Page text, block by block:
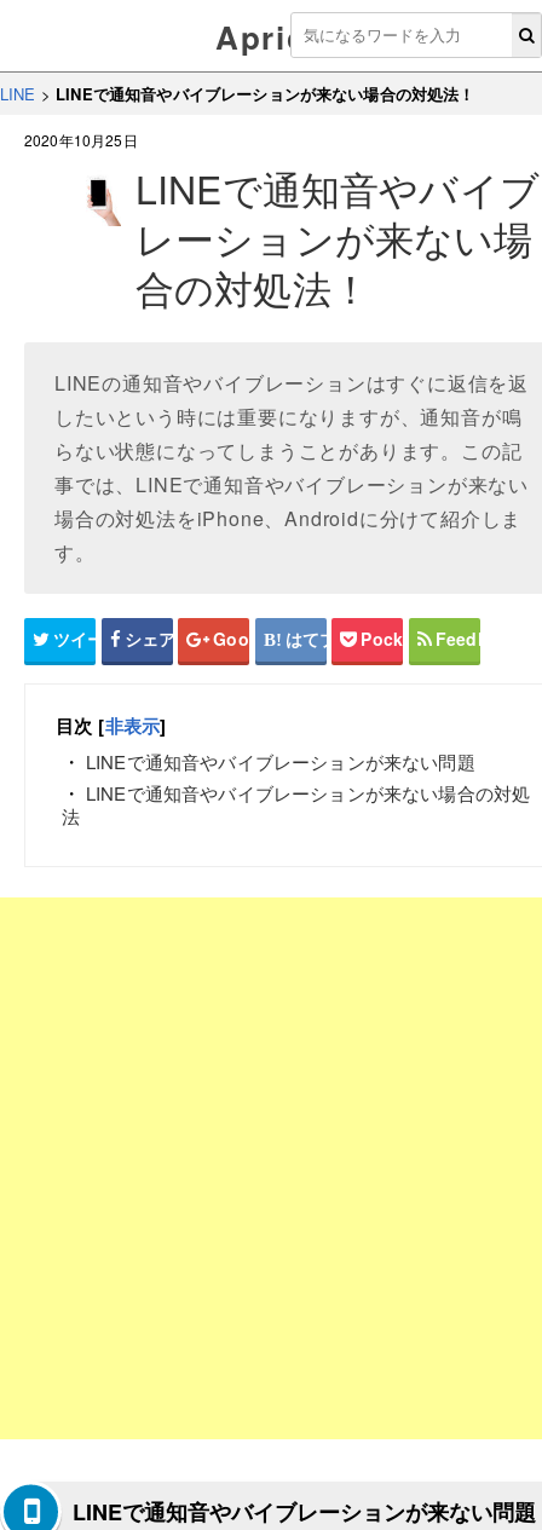
Aprico
LINE > LINEで通知音やバイブレーションが来ない場合の対処法！
2020年10月25日
LINEで通知音やバイブ
レーションが来ない場
合の対処法！
LINEの通知音やバイブレーションはすぐに返信を返
したいという時には重要になりますが、通知音が鳴
らない状態になってしまうことがあります。この記
事では、LINEで通知音やバイブレーションが来ない
場合の対処法をiPhone、Androidに分けて紹介しま
す。
ツイート シェア Google+ はてブ Pocket Feedly
目次 [非表示]
LINEで通知音やバイブレーションが来ない問題
LINEで通知音やバイブレーションが来ない場合の対処
法
LINEで通知音やバイブレーションが来ない問題